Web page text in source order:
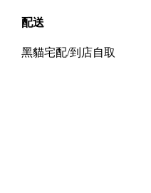
配送
黑貓宅配/到店自取